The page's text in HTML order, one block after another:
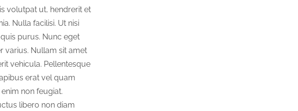
volutpat ut, hendrerit et
Nulla facilisi. Ut nisi
purus. Nunc eget
varius. Nullam sit amet
vehicula. Pellentesque
erat vel quam
non feugiat.
libero non diam